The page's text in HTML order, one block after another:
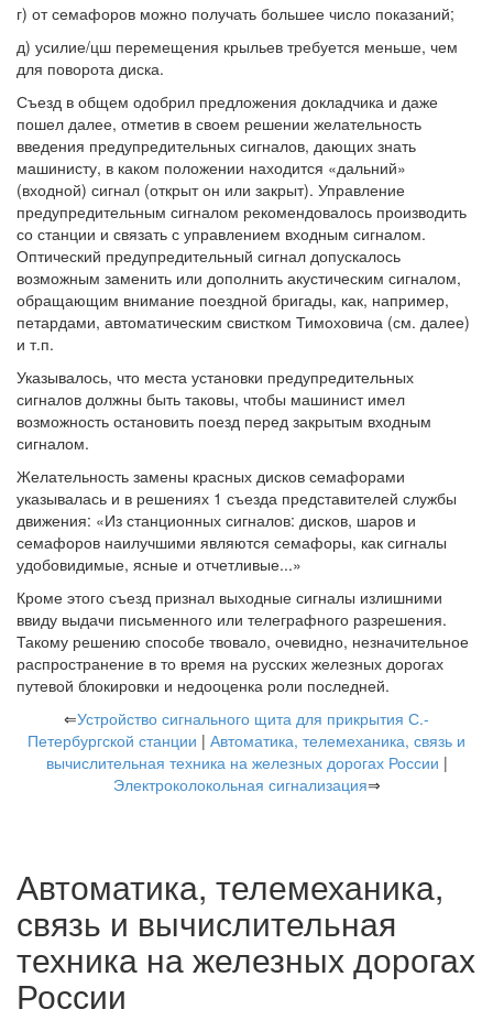
г) от семафоров можно получать большее число показаний;
д) усилие/цш перемещения крыльев требуется меньше, чем
для поворота диска.
Съезд в общем одобрил предложения докладчика и даже
пошел далее, отметив в своем решении желательность
введения предупредительных сигналов, дающих знать
машинисту, в каком положении находится «дальний»
(входной) сигнал (открыт он или закрыт). Управление
предупредительным сигналом рекомендовалось производить
со станции и связать с управлением входным сигналом.
Оптический предупредительный сигнал допускалось
возможным заменить или дополнить акустическим сигналом,
обращающим внимание поездной бригады, как, например,
петардами, автоматическим свистком Тимоховича (см. далее)
и т.п.
Указывалось, что места установки предупредительных
сигналов должны быть таковы, чтобы машинист имел
возможность остановить поезд перед закрытым входным
сигналом.
Желательность замены красных дисков семафорами
указывалась и в решениях 1 съезда представителей службы
движения: «Из станционных сигналов: дисков, шаров и
семафоров наилучшими являются семафоры, как сигналы
удобовидимые, ясные и отчетливые...»
Кроме этого съезд признал выходные сигналы излишними
ввиду выдачи письменного или телеграфного разрешения.
Такому решению способе твовало, очевидно, незначительное
распространение в то время на русских железных дорогах
путевой блокировки и недооценка роли последней.
⇐Устройство сигнального щита для прикрытия С.-
Петербургской станции | Автоматика, телемеханика, связь и
вычислительная техника на железных дорогах России |
Электроколокольная сигнализация⇒
Автоматика, телемеханика,
связь и вычислительная
техника на железных дорогах
России